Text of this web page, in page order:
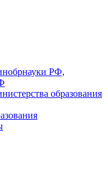
РФ,
образования